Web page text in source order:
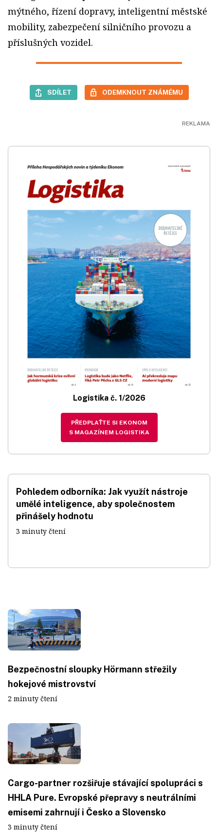
mýtného, řízení dopravy, inteligentní městské
mobility, zabezpečení silničního provozu a
příslušných vozidel.
SDÍLET ODEMKNOUT ZNÁMÉMU
Logistika č. 1/2026
PŘEDPLAŤTE SI EKONOM
S MAGAZÍNEM LOGISTIKA
Pohledem odborníka: Jak využít nástroje
umělé inteligence, aby společnostem
přinášely hodnotu
3 minuty čtení
Bezpečnostní sloupky Hörmann střežily
hokejové mistrovství
2 minuty čtení
Cargo-partner rozšiřuje stávající spolupráci s
HHLA Pure. Evropské přepravy s neutrálními
emisemi zahrnují i Česko a Slovensko
3 minuty čtení